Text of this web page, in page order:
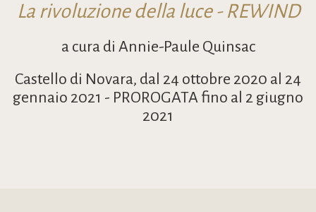
La rivoluzione della luce - REWIND
a cura di Annie-Paule Quinsac
Castello di Novara, dal 24 ottobre 2020 al 24
gennaio 2021 - PROROGATA fino al 2 giugno
2021